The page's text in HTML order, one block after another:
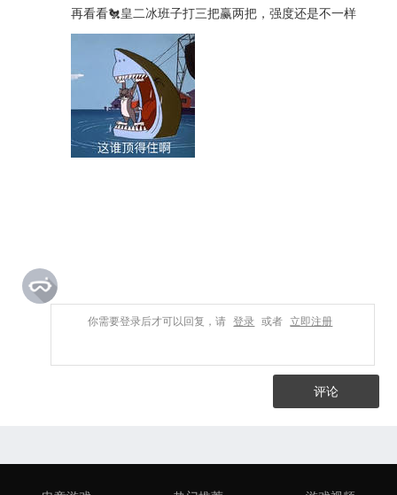
再看看🐔皇二冰班子打三把赢两把，强度还是不一样
你需要登录后才可以回复，请 登录 或者 立即注册
评论